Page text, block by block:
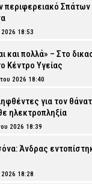
περιφερειακό
18:53
και πολλά» – Στο
Κέντρο Υγείας
2026 18:40
για τον
ηλεκτροπληξία
2026 18:39
Άνδρας
18:28